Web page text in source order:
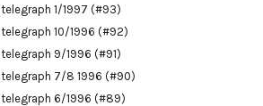
telegraph 1/1997 (#93)
telegraph 10/1996 (#92)
telegraph 9/1996 (#91)
telegraph 7/8 1996 (#90)
telegraph 6/1996 (#89)